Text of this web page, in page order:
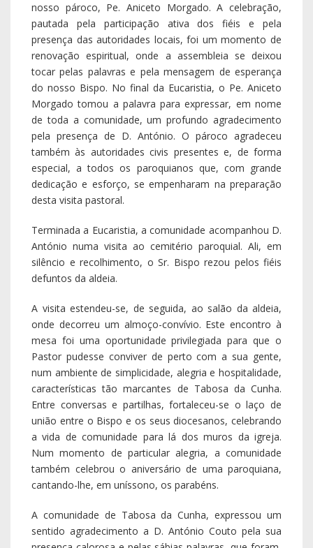
nosso pároco, Pe. Aniceto Morgado. A celebração,
pautada pela participação ativa dos fiéis e pela
presença das autoridades locais, foi um momento de
renovação espiritual, onde a assembleia se deixou
tocar pelas palavras e pela mensagem de esperança
do nosso Bispo. No final da Eucaristia, o Pe. Aniceto
Morgado tomou a palavra para expressar, em nome
de toda a comunidade, um profundo agradecimento
pela presença de D. António. O pároco agradeceu
também às autoridades civis presentes e, de forma
especial, a todos os paroquianos que, com grande
dedicação e esforço, se empenharam na preparação
desta visita pastoral.
Terminada a Eucaristia, a comunidade acompanhou D.
António numa visita ao cemitério paroquial. Ali, em
silêncio e recolhimento, o Sr. Bispo rezou pelos fiéis
defuntos da aldeia.
A visita estendeu-se, de seguida, ao salão da aldeia,
onde decorreu um almoço-convívio. Este encontro à
mesa foi uma oportunidade privilegiada para que o
Pastor pudesse conviver de perto com a sua gente,
num ambiente de simplicidade, alegria e hospitalidade,
características tão marcantes de Tabosa da Cunha.
Entre conversas e partilhas, fortaleceu-se o laço de
união entre o Bispo e os seus diocesanos, celebrando
a vida de comunidade para lá dos muros da igreja.
Num momento de particular alegria, a comunidade
também celebrou o aniversário de uma paroquiana,
cantando-lhe, em uníssono, os parabéns.
A comunidade de Tabosa da Cunha, expressou um
sentido agradecimento a D. António Couto pela sua